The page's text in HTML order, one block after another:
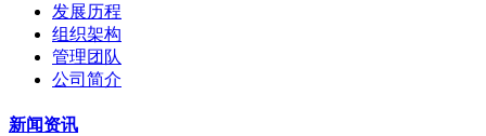
发展历程
组织架构
管理团队
公司简介
新闻资讯